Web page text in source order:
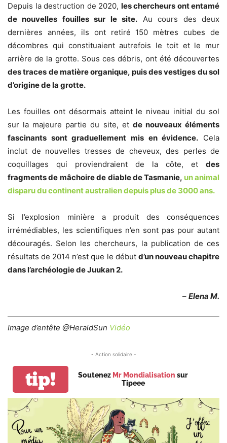
Depuis la destruction de 2020, les chercheurs ont entamé
de nouvelles fouilles sur le site. Au cours des deux
dernières années, ils ont retiré 150 mètres cubes de
décombres qui constituaient autrefois le toit et le mur
arrière de la grotte. Sous ces débris, ont été découvertes
des traces de matière organique, puis des vestiges du sol
d’origine de la grotte.
Les fouilles ont désormais atteint le niveau initial du sol
sur la majeure partie du site, et de nouveaux éléments
fascinants sont graduellement mis en évidence. Cela
inclut de nouvelles tresses de cheveux, des perles de
coquillages qui proviendraient de la côte, et des
fragments de mâchoire de diable de Tasmanie, un animal
disparu du continent australien depuis plus de 3000 ans.
Si l’explosion minière a produit des conséquences
irrémédiables, les scientifiques n’en sont pas pour autant
découragés. Selon les chercheurs, la publication de ces
résultats de 2014 n’est que le début d’un nouveau chapitre
dans l’archéologie de Juukan 2.
– Elena M.
Image d’entête @HeraldSun Vidéo
- Action solidaire -
tip! Soutenez Mr Mondialisation sur
Tipeee